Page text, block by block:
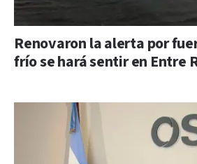
Renovaron la alerta por
frío se hará sentir en Entre